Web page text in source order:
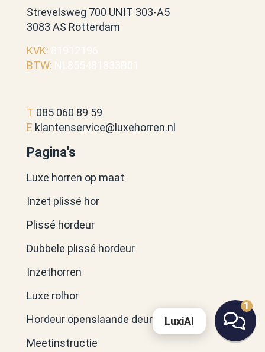
Strevelsweg 700 UNIT 303-A5
3083 AS Rotterdam
KVK:
BTW:
T 085 060 89 59
E klantenservice@luxehorren.nl
Pagina's
Luxe horren op maat
Inzet plissé hor
Plissé hordeur
Dubbele plissé hordeur
Inzethorren
Luxe rolhor
Hordeur openslaande deuren
Meetinstructie
LuxiAI
1